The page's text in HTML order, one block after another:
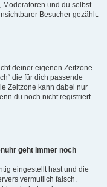
Moderatoren und du selbst
Besucher gezählt.
deiner eigenen Zeitzone.
die für dich passende
Zeitzone kann dabei nur
du noch nicht registriert
geht immer noch
eingestellt hast und die
vermutlich falsch.